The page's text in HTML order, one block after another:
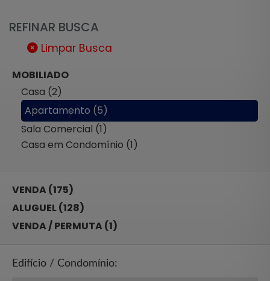
REFINAR BUSCA
Limpar Busca
MOBILIADO
Casa (2)
Apartamento (5)
Sala Comercial (1)
Casa em Condomínio (1)
VENDA (175)
ALUGUEL (128)
VENDA / PERMUTA (1)
Edifício / Condomínio: